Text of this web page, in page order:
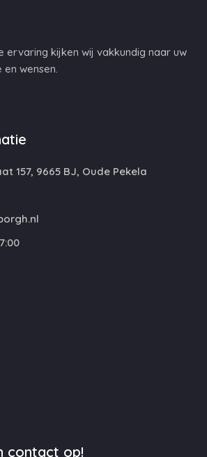
ervaring kijken wij vakkundig naar uw
wensen.
157, 9665 BJ, Oude Pekela
contact op!